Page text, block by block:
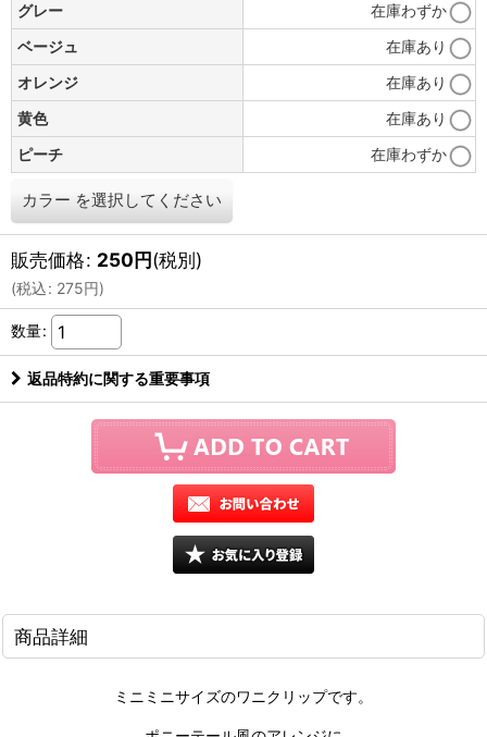
グレー
在庫わずか
ベージュ
在庫あり
オレンジ
在庫あり
黄色
在庫あり
ピーチ
在庫わずか
カラー を選択してください
販売価格: 250円(税別)
(税込: 275円)
数量:
返品特約に関する重要事項
商品詳細
ミニミニサイズのワニクリップです。